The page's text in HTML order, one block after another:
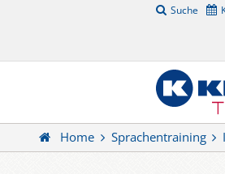
Suche
Home Sprachentraining